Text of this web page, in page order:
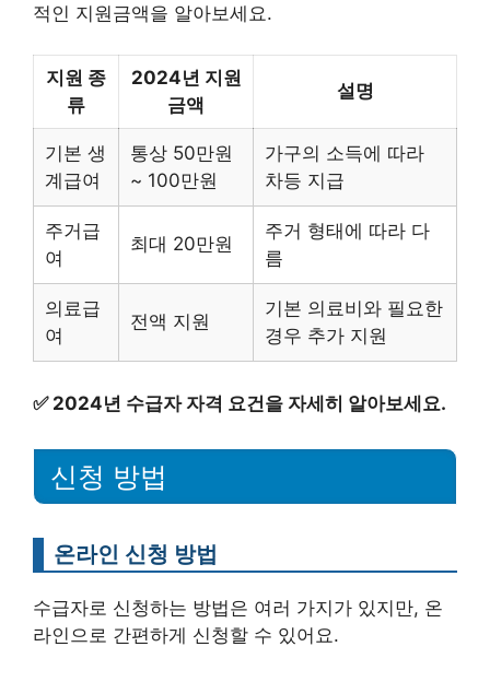
적인 지원금액을 알아보세요.
지원 종
류
2024년 지원
금액
설명
기본 생
계급여
통상 50만원
~ 100만원
가구의 소득에 따라
차등 지급
주거급
여
최대 20만원
주거 형태에 따라 다
름
의료급
여
전액 지원
기본 의료비와 필요한
경우 추가 지원
✅ 2024년 수급자 자격 요건을 자세히 알아보세요.
신청 방법
온라인 신청 방법
수급자로 신청하는 방법은 여러 가지가 있지만, 온
라인으로 간편하게 신청할 수 있어요.